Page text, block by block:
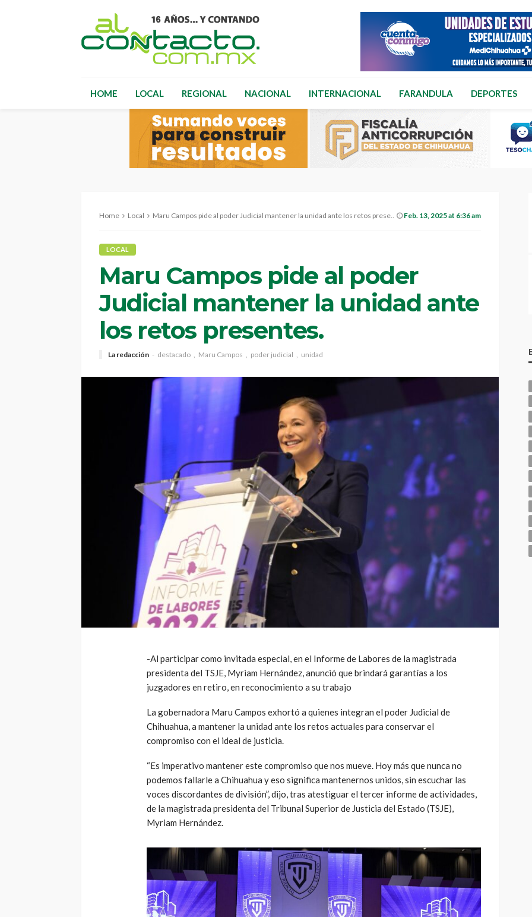
HOME LOCAL REGIONAL NACIONAL INTERNACIONAL FARANDULA DEPORTES
Home Local Maru Campos pide al poder Judicial mantener la unidad ante los retos presentes. Feb. 13, 2025 at 6:36 am
LOCAL
Maru Campos pide al poder
Judicial mantener la unidad ante
los retos presentes.
La redacción destacado Maru Campos poder judicial unidad
-Al participar como invitada especial, en el Informe de Labores de la magistrada
presidenta del TSJE, Myriam Hernández, anunció que brindará garantías a los
juzgadores en retiro, en reconocimiento a su trabajo
La gobernadora Maru Campos exhortó a quienes integran el poder Judicial de
Chihuahua, a mantener la unidad ante los retos actuales para conservar el
compromiso con el ideal de justicia.
“Es imperativo mantener este compromiso que nos mueve. Hoy más que nunca no
podemos fallarle a Chihuahua y eso significa mantenernos unidos, sin escuchar las
voces discordantes de división”, dijo, tras atestiguar el tercer informe de actividades,
de la magistrada presidenta del Tribunal Superior de Justicia del Estado (TSJE),
Myriam Hernández.